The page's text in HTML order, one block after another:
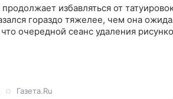
избавляться от
гораздо тяжелее, чем она
что очередной сеанс удаления
Газета.Ru